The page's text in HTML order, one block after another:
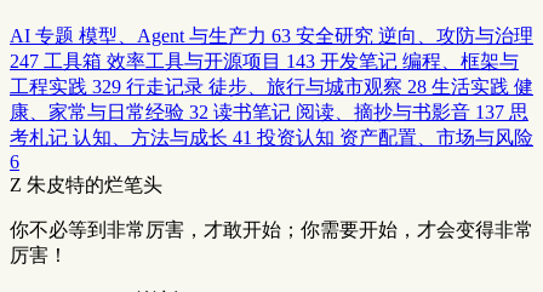
AI 专题 模型、Agent 与生产力 63 安全研究 逆向、攻防与治理
247 工具箱 效率工具与开源项目 143 开发笔记 编程、框架与
工程实践 329 行走记录 徒步、旅行与城市观察 28 生活实践 健
康、家常与日常经验 32 读书笔记 阅读、摘抄与书影音 137 思
考札记 认知、方法与成长 41 投资认知 资产配置、市场与风险
6
Z 朱皮特的烂笔头
你不必等到非常厉害，才敢开始；你需要开始，才会变得非常
厉害！